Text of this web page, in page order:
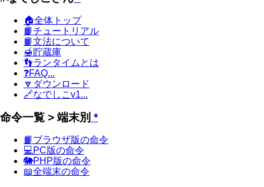
🏠全体トップ
📙チュートリアル
📙文法について
🍯貯蔵庫
👣ランタイムとは
❓FAQ...
🔽ダウンロード
🔗なでしこv1...
命令一覧 > 端末別 *
📙ブラウザ版の命令
💻PC版の命令
🐘PHP版の命令
📖全端末の命令